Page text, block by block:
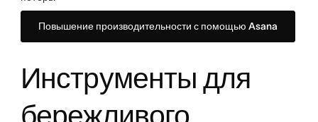
Повышение производительности с помощью Asana
Инструменты для
бережливого